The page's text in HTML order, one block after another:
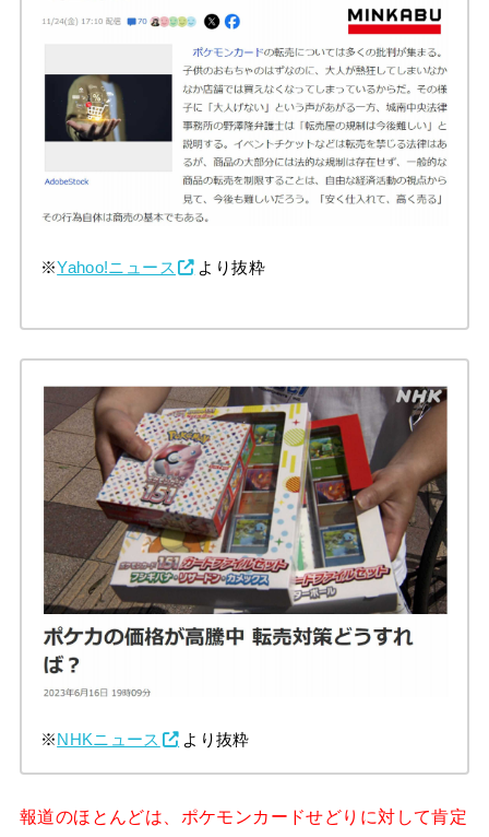
※Yahoo!ニュース より抜粋
※NHKニュース より抜粋
報道のほとんどは、ポケモンカードせどりに対して肯定